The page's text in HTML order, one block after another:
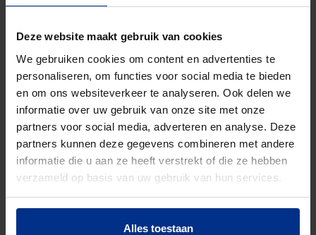
Deze website maakt gebruik van cookies
We gebruiken cookies om content en advertenties te
personaliseren, om functies voor social media te bieden
en om ons websiteverkeer te analyseren. Ook delen we
informatie over uw gebruik van onze site met onze
partners voor social media, adverteren en analyse. Deze
partners kunnen deze gegevens combineren met andere
informatie die u aan ze heeft verstrekt of die ze hebben
verzameld op basis van uw gebruik van hun services.
Alles toestaan
passendedrainagebuis. Van flexibel PE tot
een bio-variant beschikbaar voor situaties waar
duurzaamheid en afbreekbaarheid belangrijk zijn.